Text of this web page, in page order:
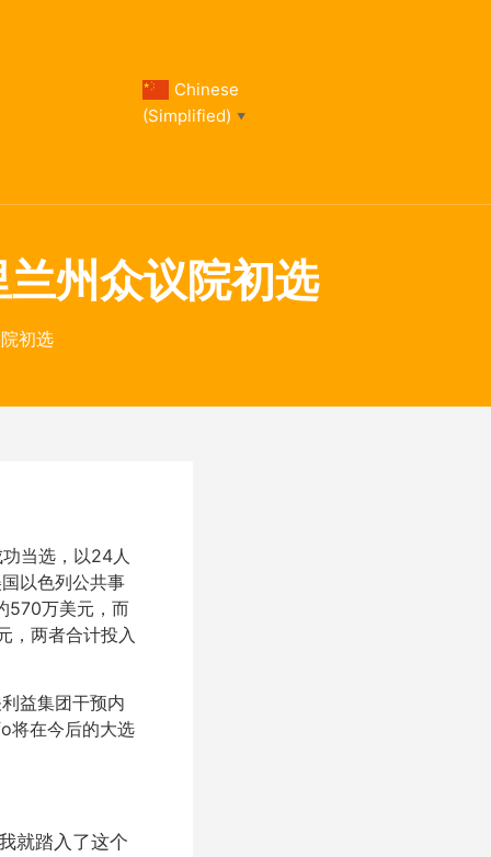
Chinese
(Simplified) ▼
州众议院初选
初选
当选，以24人
以色列公共事
570万美元，而
，两者合计投入
益集团干预内
将在今后的大选
就踏入了这个